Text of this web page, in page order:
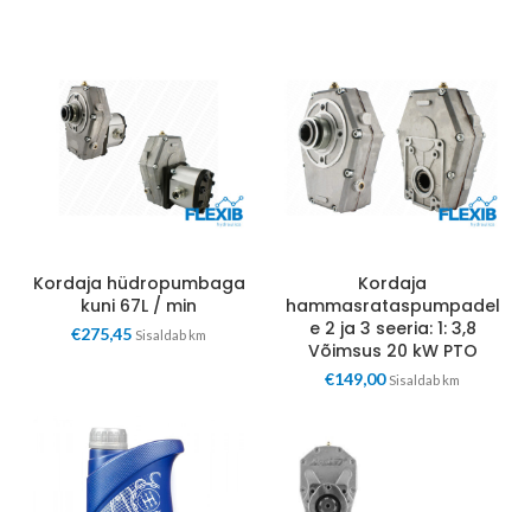
Kordaja hüdropumbaga
kuni 67L / min
€275,45 Sisaldab km
Kordaja
hammasrataspumpadel
e 2 ja 3 seeria: 1: 3,8
Võimsus 20 kW PTO
€149,00 Sisaldab km